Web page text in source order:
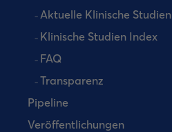
Aktuelle Klinische Studien
Klinische Studien Index
FAQ
Transparenz
Pipeline
Veröffentlichungen